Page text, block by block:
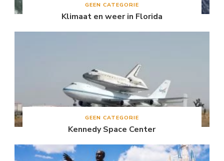
GEEN CATEGORIE
Klimaat en weer in Florida
GEEN CATEGORIE
Kennedy Space Center